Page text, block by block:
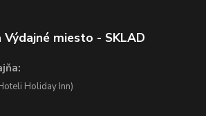
Výdajné miesto - SKLAD
Holiday Inn)